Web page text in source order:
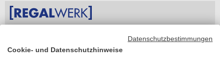
32,00 € je Stück
Datenschutzbestimmungen
Cookie- und Datenschutzhinweise